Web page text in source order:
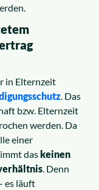
in Elternzeit
. Das
bzw. Elternzeit
werden. Da
einer
das keinen
. Denn
es läuft